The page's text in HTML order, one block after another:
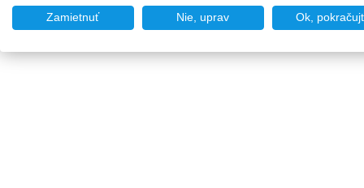
Zamietnuť Nie, uprav Ok,